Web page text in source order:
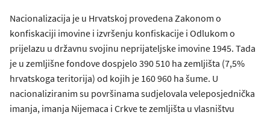
Nacionalizacija je u Hrvatskoj provedena Zakonom o
konfiskaciji imovine i izvršenju konfiskacije i Odlukom o
prijelazu u državnu svojinu neprijateljske imovine 1945. Tada
je u zemljišne fondove dospjelo 390 510 ha zemljišta (7,5%
hrvatskoga teritorija) od kojih je 160 960 ha šume. U
nacionaliziranim su površinama sudjelovala veleposjednička
imanja, imanja Nijemaca i Crkve te zemljišta u vlasništvu